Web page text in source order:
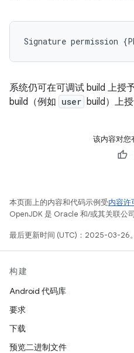
系统仍可在可调试 build 上授
build（例如 user build）上授
该内容对您
本页面上的内容和代码示例受内容许
OpenJDK 是 Oracle 和/或其关联公
最后更新时间 (UTC)：2025-03-26。
构建
Android 代码库
要求
下载
预览二进制文件